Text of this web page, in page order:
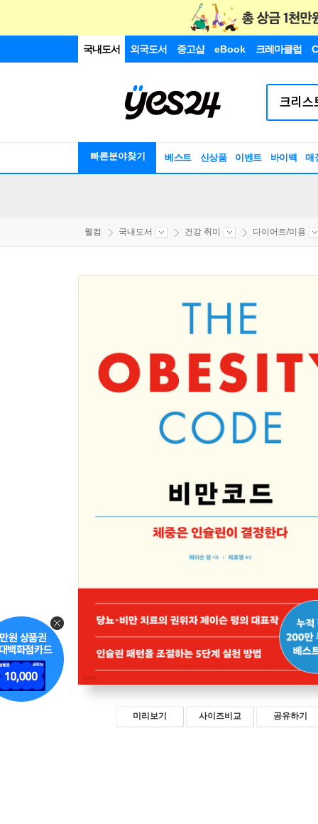
국내도서 외국도서 중고샵 eBook 크레마클럽
빠른분야찾기 베스트 신상품 이벤트 바이백 매
웰컴 국내도서 건강 취미 다이어트/미용
미리보기 사이즈비교 공유하기